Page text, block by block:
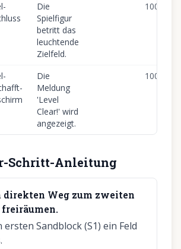
Die
Spielfigur
betritt das
leuchtende
Zielfeld.
100
Die
Meldung
'Level
Clear!' wird
angezeigt.
100
Schritt-Anleitung
direkten Weg zum zweiten
ersten Sandblock (S1) ein Feld